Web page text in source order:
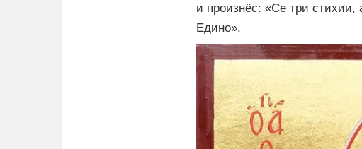
и произнёс: «Се три
Едино».